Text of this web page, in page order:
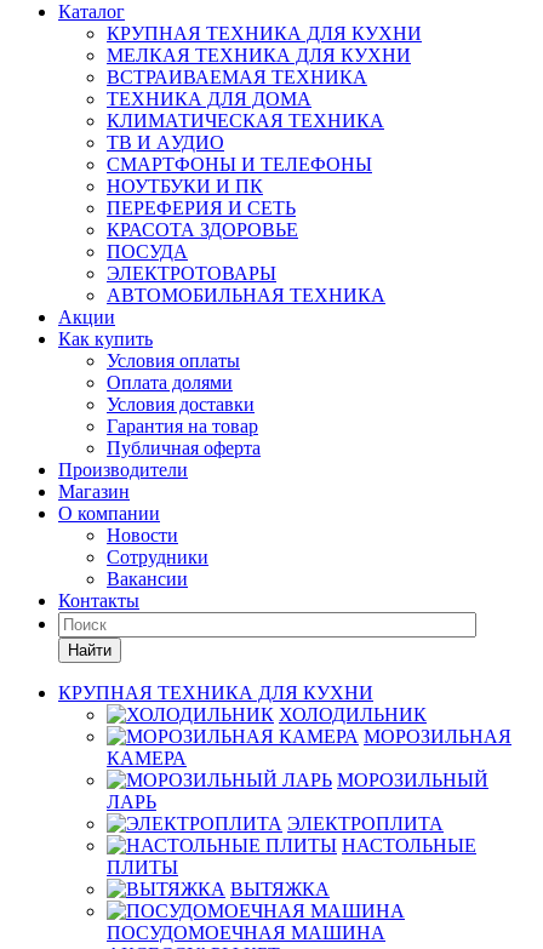
Каталог
КРУПНАЯ ТЕХНИКА ДЛЯ КУХНИ
МЕЛКАЯ ТЕХНИКА ДЛЯ КУХНИ
ВСТРАИВАЕМАЯ ТЕХНИКА
ТЕХНИКА ДЛЯ ДОМА
КЛИМАТИЧЕСКАЯ ТЕХНИКА
ТВ И AУДИО
СМАРТФОНЫ И ТЕЛЕФОНЫ
НОУТБУКИ И ПК
ПЕРЕФЕРИЯ И СЕТЬ
КРАСОТА ЗДОРОВЬЕ
ПОСУДА
ЭЛЕКТРОТОВАРЫ
АВТОМОБИЛЬНАЯ ТЕХНИКА
Акции
Как купить
Условия оплаты
Оплата долями
Условия доставки
Гарантия на товар
Публичная оферта
Производители
Магазин
О компании
Новости
Сотрудники
Вакансии
Контакты
Найти
КРУПНАЯ ТЕХНИКА ДЛЯ КУХНИ
ХОЛОДИЛЬНИК
МОРОЗИЛЬНАЯ
КАМЕРА
МОРОЗИЛЬНЫЙ
ЛАРЬ
ЭЛЕКТРОПЛИТА
НАСТОЛЬНЫЕ
ПЛИТЫ
ВЫТЯЖКА
ПОСУДОМОЕЧНАЯ МАШИНА